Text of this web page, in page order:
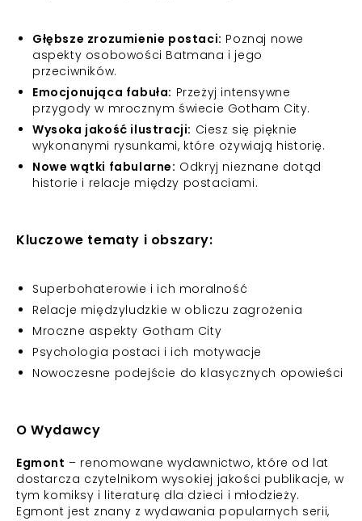
Głębsze zrozumienie postaci: Poznaj nowe
aspekty osobowości Batmana i jego
przeciwników.
Emocjonująca fabuła: Przeżyj intensywne
przygody w mrocznym świecie Gotham City.
Wysoka jakość ilustracji: Ciesz się pięknie
wykonanymi rysunkami, które ożywiają historię.
Nowe wątki fabularne: Odkryj nieznane dotąd
historie i relacje między postaciami.
Kluczowe tematy i obszary:
Superbohaterowie i ich moralność
Relacje międzyludzkie w obliczu zagrożenia
Mroczne aspekty Gotham City
Psychologia postaci i ich motywacje
Nowoczesne podejście do klasycznych opowieści
O Wydawcy
Egmont – renomowane wydawnictwo, które od lat
dostarcza czytelnikom wysokiej jakości publikacje, w
tym komiksy i literaturę dla dzieci i młodzieży.
Egmont jest znany z wydawania popularnych serii,